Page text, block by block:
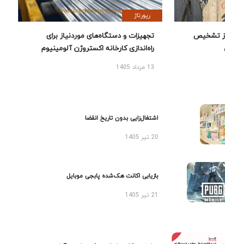
تشخیص
رپورتاژ
تجهیزات و دستگاه‌های موردنیاز برای
راه‌اندازی کارخانه اکستروژن آلومینیوم
13 مرداد 1405
اشتغال‌زایی بدون تاریخ انقضا
20 تیر 1405
بازیابی اکانت هک‌شده پابجی موبایل